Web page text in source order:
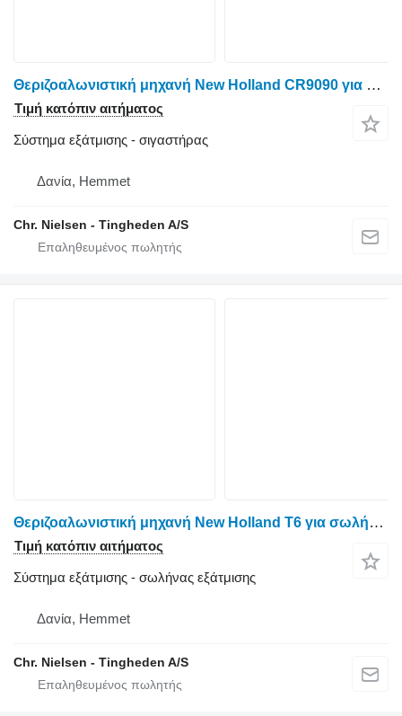
Θεριζοαλωνιστική μηχανή New Holland CR9090 για σιγαστήρας
Τιμή κατόπιν αιτήματος
Σύστημα εξάτμισης - σιγαστήρας
Δανία, Hemmet
Chr. Nielsen - Tingheden A/S
Θεριζοαλωνιστική μηχανή New Holland T6 για σωλήνας εξάτμισης
Τιμή κατόπιν αιτήματος
Σύστημα εξάτμισης - σωλήνας εξάτμισης
Δανία, Hemmet
Chr. Nielsen - Tingheden A/S